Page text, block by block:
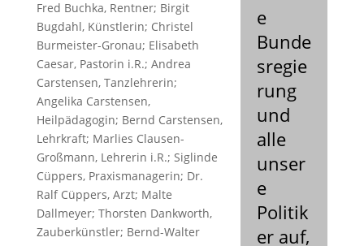
e
Bunde
sregie
rung
und
alle
unser
e
Politik
er auf,
Fred Buchka, Rentner; Birgit
Bugdahl, Künstlerin; Christel
Burmeister-Gronau; Elisabeth
Caesar, Pastorin i.R.; Andrea
Carstensen, Tanzlehrerin;
Angelika Carstensen,
Heilpädagogin; Bernd Carstensen,
Lehrkraft; Marlies Clausen-
Großmann, Lehrerin i.R.; Siglinde
Cüppers, Praxismanagerin; Dr.
Ralf Cüppers, Arzt; Malte
Dallmeyer; Thorsten Dankworth,
Zauberkünstler; Bernd-Walter